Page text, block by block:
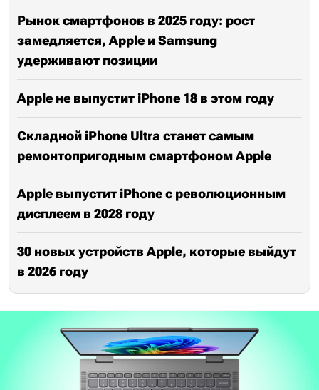
Рынок смартфонов в 2025 году: рост
замедляется, Apple и Samsung
удерживают позиции
Apple не выпустит iPhone 18 в этом году
Складной iPhone Ultra станет самым
ремонтопригодным смартфоном Apple
Apple выпустит iPhone с революционным
дисплеем в 2028 году
30 новых устройств Apple, которые выйдут
в 2026 году